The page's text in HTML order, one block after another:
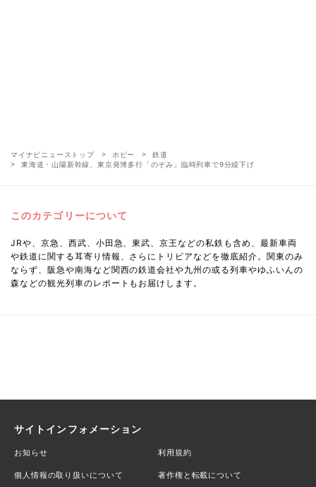
マイナビニューストップ ホビー
鉄道
東海道・山陽新幹線、東京発博多行「のぞみ」臨時列車で9分繰下げ
このカテゴリーについて
JRや、京急、西武、小田急、東武、京王などの私鉄も含め、最新車両
や鉄道に関する耳寄り情報、さらにトリビアなどを徹底紹介。関東のみ
ならず、阪急や南海など関西の鉄道会社や九州の或る列車やゆふいんの
森などの観光列車のレポートもお届けします。
サイトインフォメーション
お知らせ 利用規約
個人情報の取り扱いについて 著作権と転載について